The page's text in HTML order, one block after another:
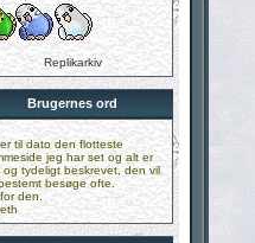
Replikarkiv
Brugernes ord
til dato den flotteste
jeg har set og alt er
og tydeligt beskrevet, den vil
besøge ofte.
den.